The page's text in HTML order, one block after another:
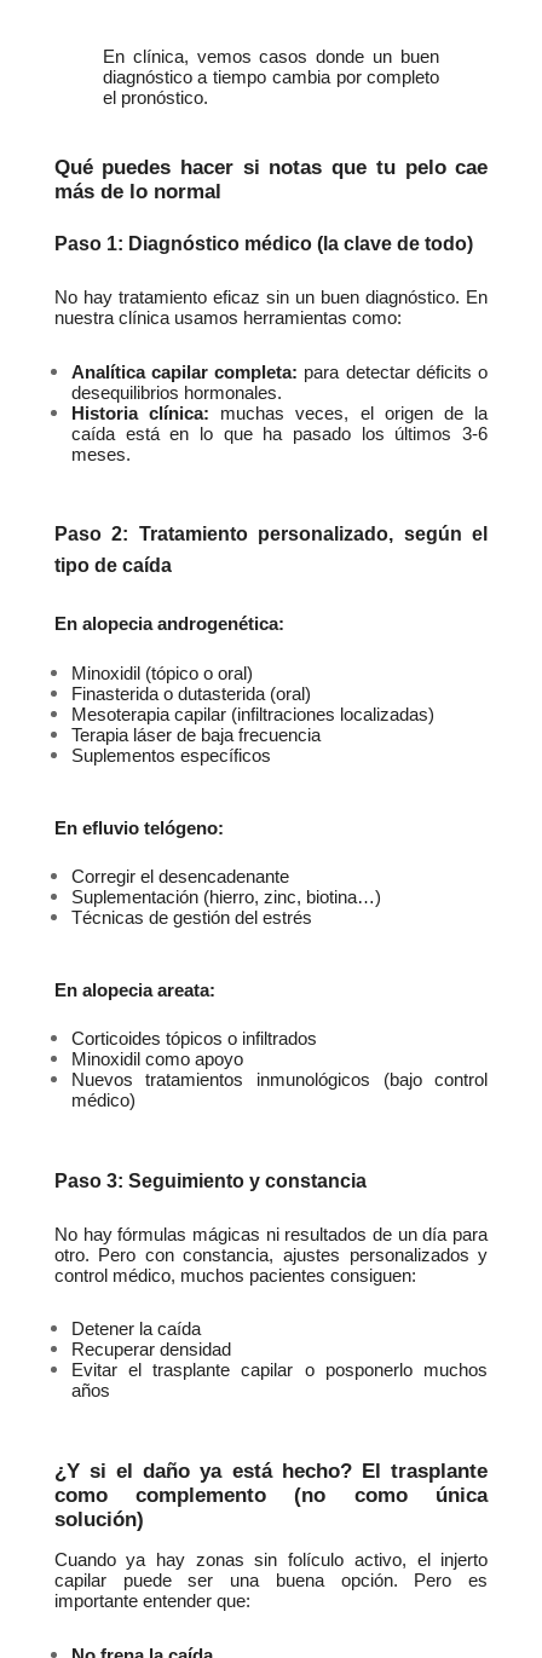
En clínica, vemos casos donde un buen
diagnóstico a tiempo cambia por completo
el pronóstico.
Qué puedes hacer si notas que tu pelo cae
más de lo normal
Paso 1: Diagnóstico médico (la clave de todo)
No hay tratamiento eficaz sin un buen diagnóstico. En
nuestra clínica usamos herramientas como:
Analítica capilar completa: para detectar déficits o
desequilibrios hormonales.
Historia clínica: muchas veces, el origen de la
caída está en lo que ha pasado los últimos 3-6
meses.
Paso 2: Tratamiento personalizado, según el
tipo de caída
En alopecia androgenética:
Minoxidil (tópico o oral)
Finasterida o dutasterida (oral)
Mesoterapia capilar (infiltraciones localizadas)
Terapia láser de baja frecuencia
Suplementos específicos
En efluvio telógeno:
Corregir el desencadenante
Suplementación (hierro, zinc, biotina…)
Técnicas de gestión del estrés
En alopecia areata:
Corticoides tópicos o infiltrados
Minoxidil como apoyo
Nuevos tratamientos inmunológicos (bajo control
médico)
Paso 3: Seguimiento y constancia
No hay fórmulas mágicas ni resultados de un día para
otro. Pero con constancia, ajustes personalizados y
control médico, muchos pacientes consiguen:
Detener la caída
Recuperar densidad
Evitar el trasplante capilar o posponerlo muchos
años
¿Y si el daño ya está hecho? El trasplante
como complemento (no como única
solución)
Cuando ya hay zonas sin folículo activo, el injerto
capilar puede ser una buena opción. Pero es
importante entender que: